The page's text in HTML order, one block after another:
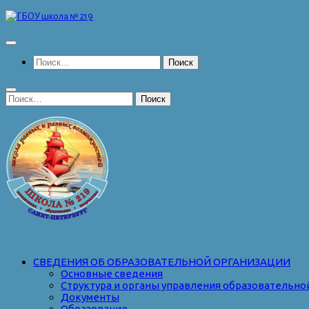
Перейти
содержимому
Найти:
Найти:
СВЕДЕНИЯ ОБ ОБРАЗОВАТЕЛЬНОЙ ОРГАНИЗАЦИИ
Основные сведения
Структура и органы управления
Документы